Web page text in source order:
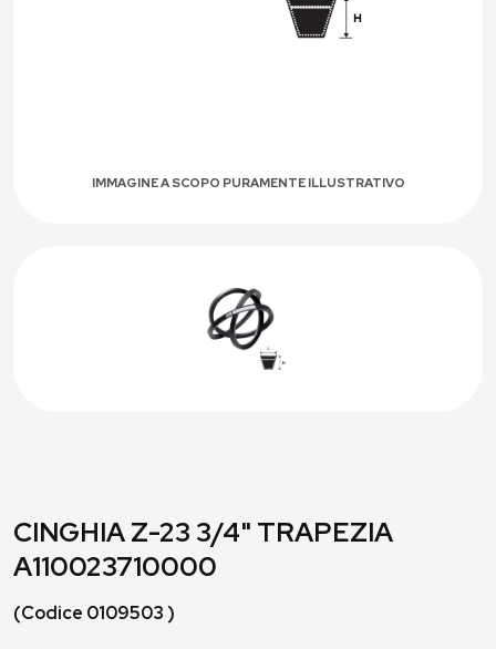
IMMAGINE A SCOPO PURAMENTE ILLUSTRATIVO
CINGHIA Z-23 3/4" TRAPEZIA
A110023710000
(Codice 0109503 )